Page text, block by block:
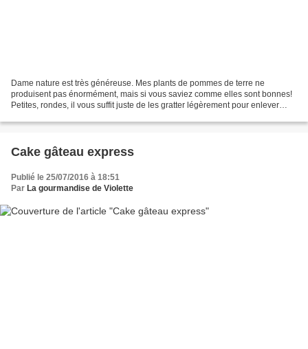
Dame nature est très généreuse. Mes plants de pommes de terre ne
produisent pas énormément, mais si vous saviez comme elles sont bonnes!
Petites, rondes, il vous suffit juste de les gratter légèrement pour enlever
Cake gâteau express
Publié le 25/07/2016 à 18:51
Par La gourmandise de Violette